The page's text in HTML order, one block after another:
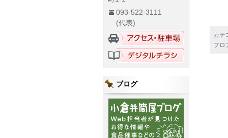
093-522-3111
(代表)
ブログ
カテ
フロ